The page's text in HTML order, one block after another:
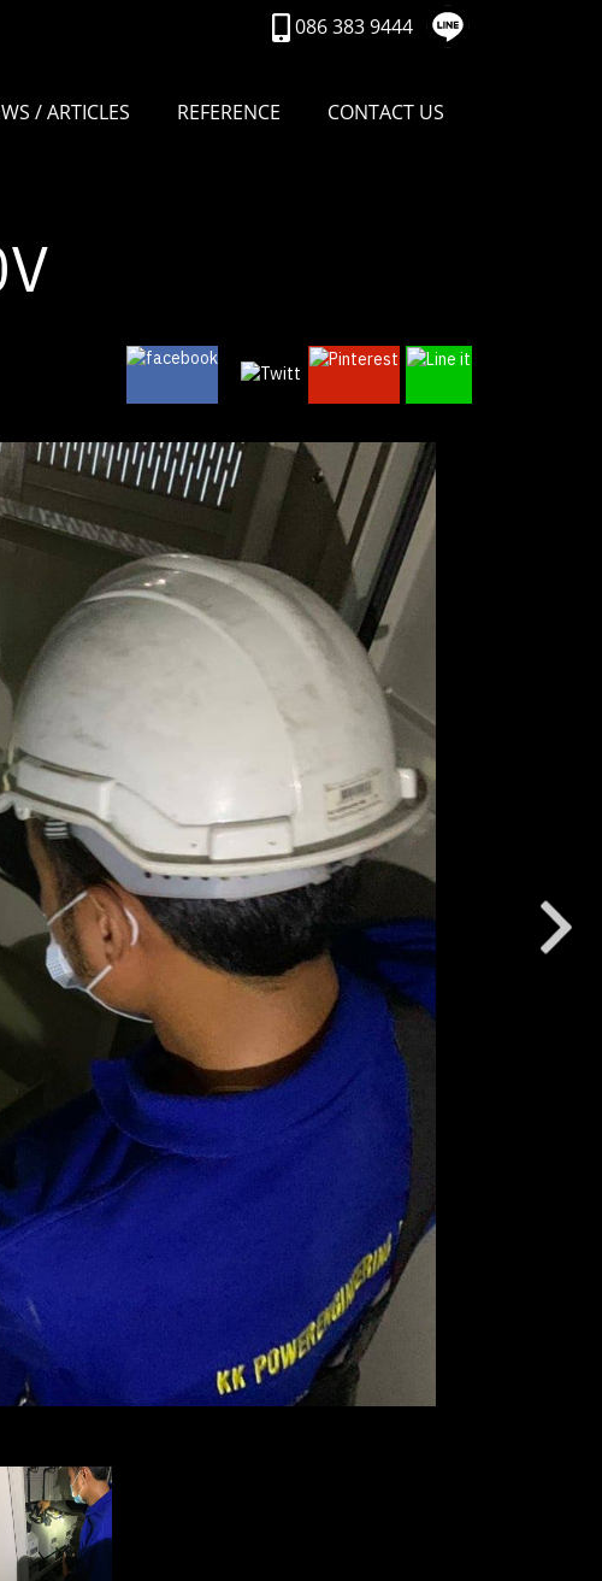
086 383 9444
/ ARTICLES REFERENCE CONTACT US